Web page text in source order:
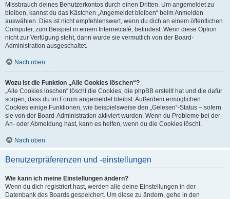
Missbrauch deines Benutzerkontos durch einen Dritten. Um angemeldet zu
bleiben, kannst du das Kästchen „Angemeldet bleiben“ beim Anmelden
auswählen. Dies ist nicht empfehlenswert, wenn du dich an einem öffentlichen
Computer, zum Beispiel in einem Internetcafé, befindest. Wenn diese Option
nicht zur Verfügung steht, dann wurde sie vermutlich von der Board-
Administration ausgeschaltet.
Nach oben
Wozu ist die Funktion „Alle Cookies löschen“?
„Alle Cookies löschen“ löscht die Cookies, die phpBB erstellt hat und die dafür
sorgen, dass du im Forum angemeldet bleibst. Außerdem ermöglichen
Cookies einige Funktionen, wie beispielsweise den „Gelesen“-Status – sofern
sie von der Board-Administration aktiviert wurden. Wenn du Probleme bei der
An- oder Abmeldung hast, kann es helfen, wenn du die Cookies löscht.
Nach oben
Benutzerpräferenzen und -einstellungen
Wie kann ich meine Einstellungen ändern?
Wenn du dich registriert hast, werden alle deine Einstellungen in der
Datenbank des Boards gespeichert. Um diese zu ändern, gehe in den